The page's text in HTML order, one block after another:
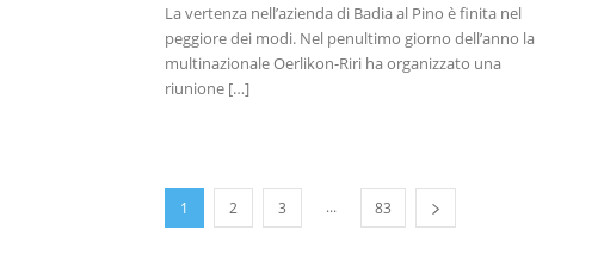
La vertenza nell’azienda di Badia al Pino è finita nel
peggiore dei modi. Nel penultimo giorno dell’anno la
multinazionale Oerlikon-Riri ha organizzato una
riunione […]
1 2 3 ... 83